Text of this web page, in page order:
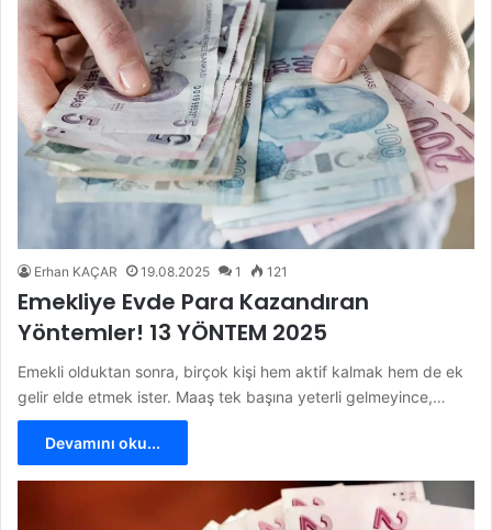
Erhan KAÇAR 19.08.2025 1 121
Emekliye Evde Para Kazandıran
Yöntemler! 13 YÖNTEM 2025
Emekli olduktan sonra, birçok kişi hem aktif kalmak hem de ek
gelir elde etmek ister. Maaş tek başına yeterli gelmeyince,…
Devamını oku...